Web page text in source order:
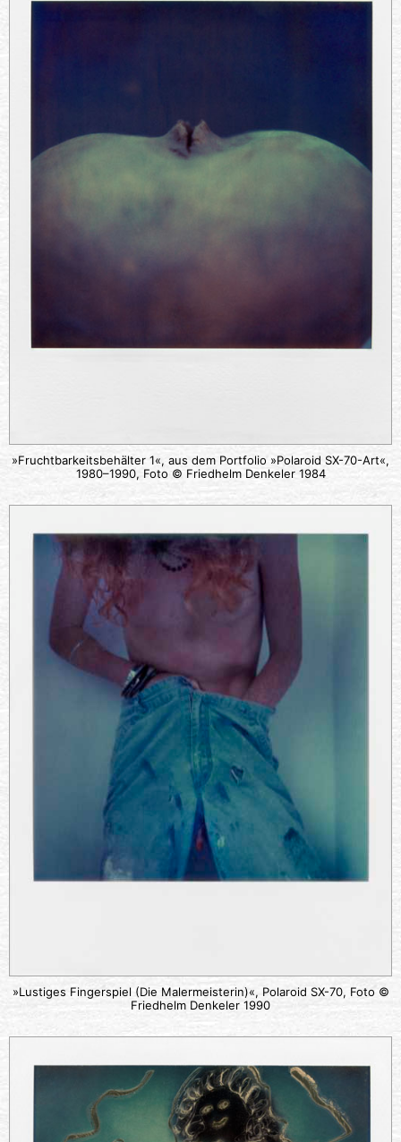
»Fruchtbarkeitsbehälter 1«, aus dem Portfolio »Polaroid SX-70-Art«,
1980–1990, Foto © Friedhelm Denkeler 1984
»Lustiges Fingerspiel (Die Malermeisterin)«, Polaroid SX-70, Foto ©
Friedhelm Denkeler 1990